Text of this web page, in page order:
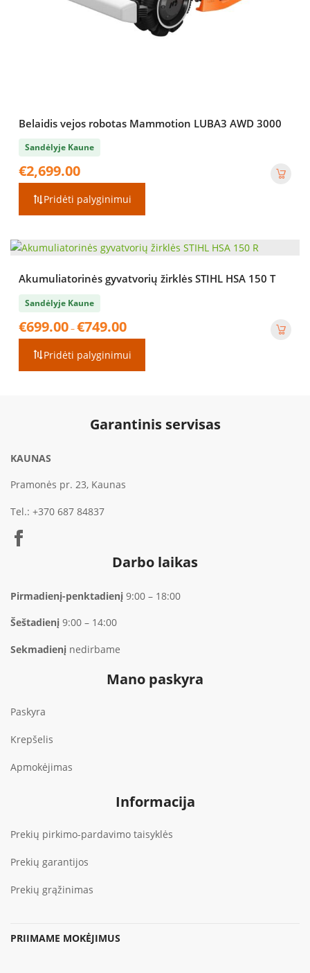
Belaidis vejos robotas Mammotion LUBA3 AWD 3000
Sandėlyje Kaune
€2,699.00
Pridėti palyginimui
Akumuliatorinės gyvatvorių žirklės STIHL HSA 150 T
Sandėlyje Kaune
€699.00–€749.00
€699.00
through
Pridėti palyginimui
Garantinis servisas
KAUNAS
Pramonės pr. 23, Kaunas
Tel.: +370 687 84837
Darbo laikas
Pirmadienį-penktadienį 9:00 – 18:00
Šeštadienį 9:00 – 14:00
Sekmadienį nedirbame
Mano paskyra
Paskyra
Krepšelis
Apmokėjimas
Informacija
Prekių pirkimo-pardavimo taisyklės
Prekių garantijos
Prekių grąžinimas
PRIIMAME MOKĖJIMUS